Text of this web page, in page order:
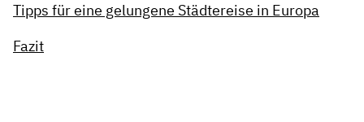
Tipps für eine gelungene Städtereise in Europa
Fazit